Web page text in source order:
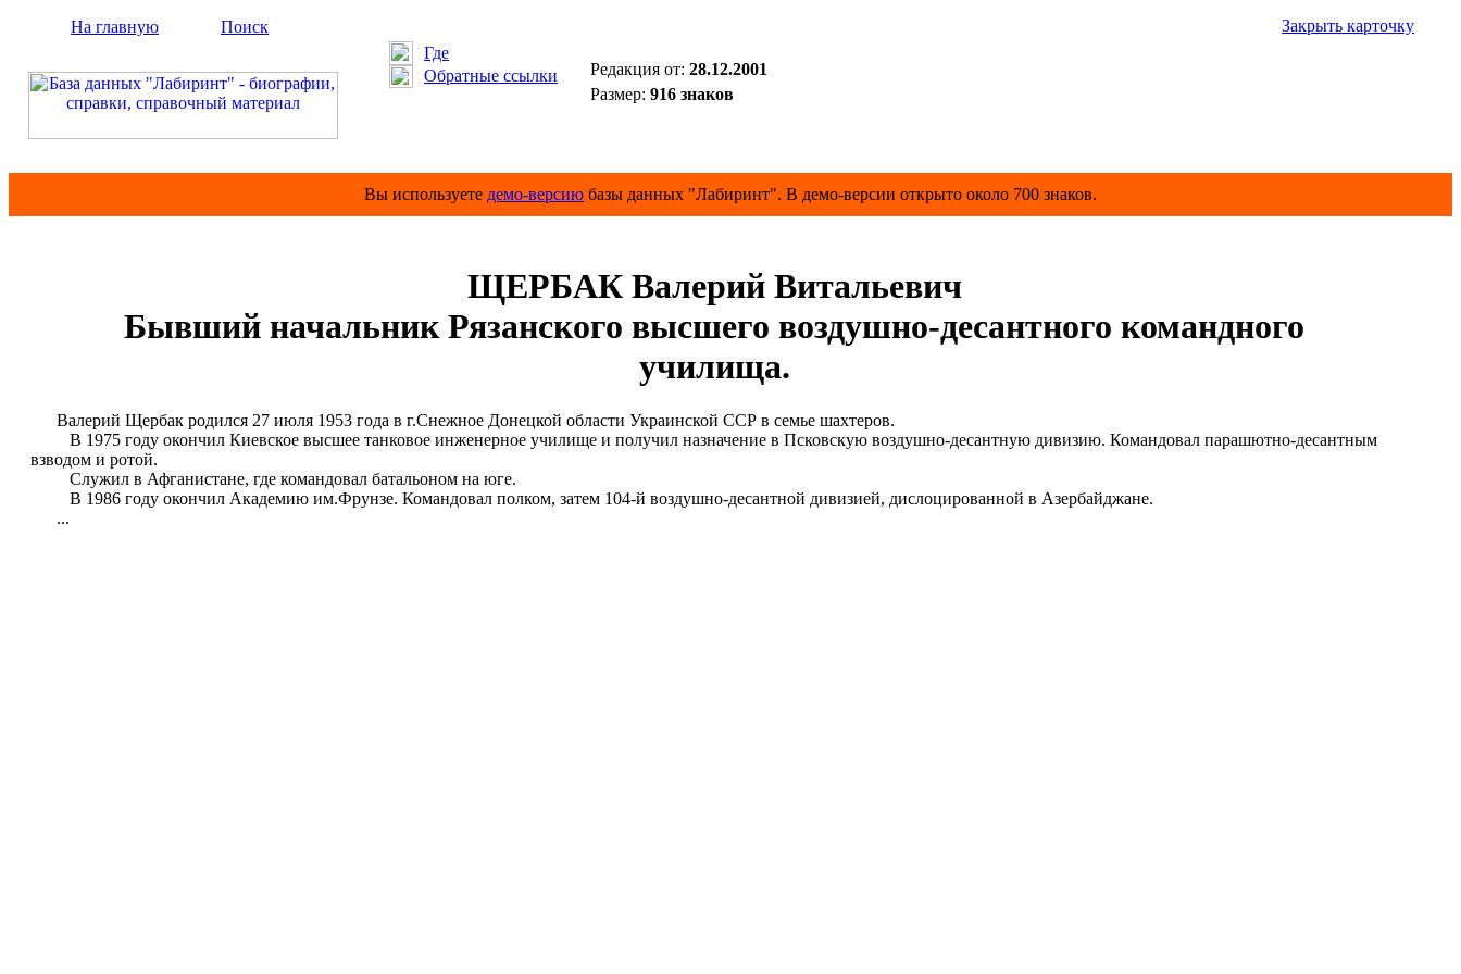
На главную
Поиск
Где
Обратные ссылки
Закрыть карточку
Редакция от: 28.12.2001
Размер: 916 знаков
Вы используете демо-версию базы данных "Лабиринт". В демо-версии открыто около 700 знаков.
ЩЕРБАК Валерий Витальевич
Бывший начальник Рязанского высшего воздушно-десантного командного
училища.
Валерий Щербак родился 27 июля 1953 года в г.Снежное Донецкой области Украинской ССР в семье шахтеров.
В 1975 году окончил Киевское высшее танковое инженерное училище и получил назначение в Псковскую воздушно-десантную дивизию. Командовал парашютно-десантным
взводом и ротой.
Служил в Афганистане, где командовал батальоном на юге.
В 1986 году окончил Академию им.Фрунзе. Командовал полком, затем 104-й воздушно-десантной дивизией, дислоцированной в Азербайджане.
...